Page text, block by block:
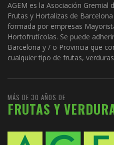
AGEM es la Asociación Gremial
Frutas y Hortalizas de
formada por empresas
Hortofrutícolas. Se puede
Barcelona y / o Provincia que
cualquier tipo de frutas,
MÁS DE 30 AÑOS DE
FRUTAS Y